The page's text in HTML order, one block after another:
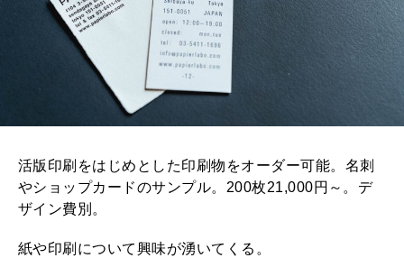
活版印刷をはじめとした印刷物をオーダー可能。名刺
やショップカードのサンプル。200枚21,000円～。デ
ザイン費別。
紙や印刷について興味が湧いてくる。